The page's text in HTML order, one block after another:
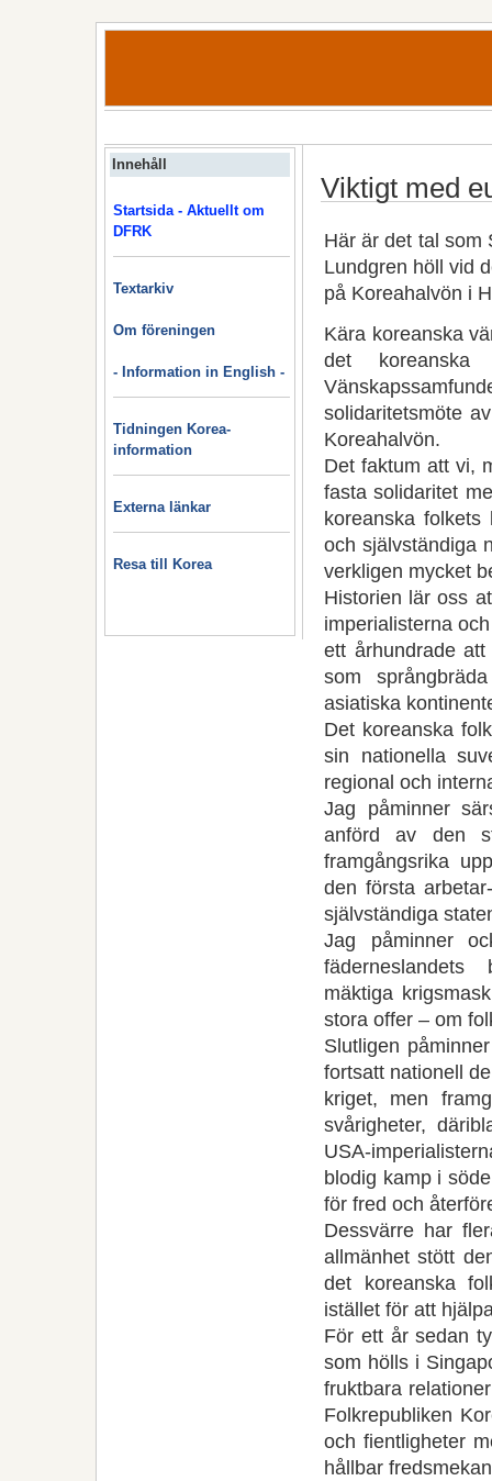
Innehåll
Startsida - Aktuellt om
DFRK
Textarkiv
Om föreningen
- Information in English -
Tidningen Korea-
information
Externa länkar
Resa till Korea
Viktigt med
Här är det tal som
Lundgren höll vid
på Koreahalvön i
Kära koreanska
det
solidaritetsmöte
Koreahalvön.
Det faktum att vi,
fasta solidaritet
koreanska
och självständiga
verkligen mycket
Historien lär oss
imperialisterna
ett århundrade
som
asiatiska
Det koreanska
sin nationella
regional och
Jag påminner
anförd av den
framgångsrika
den första
självständiga
Jag påminner
fäderneslandets
mäktiga
stora offer – om
Slutligen
fortsatt nationell
kriget, men
svårigheter,
USA-
blodig kamp i
för fred och
Dessvärre har
allmänhet stött
det koreanska
istället för att
För ett år sedan
som hölls i
fruktbara
Folkrepub­li­ken
och fientlig­heter
hållbar